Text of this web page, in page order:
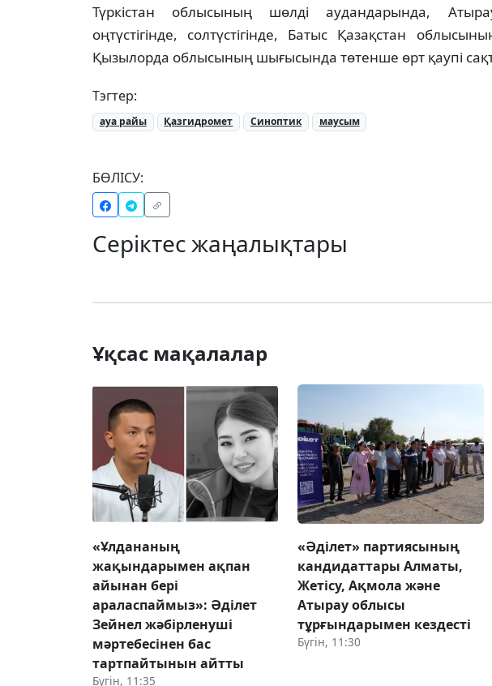
Түркістан облысының шөлді аудандарында,
оңтүстігінде, солтүстігінде, Батыс Қазақстан
Қызылорда облысының шығысында төтенше өрт қаупі
Тэгтер:
ауа райы Қазгидромет Синоптик маусым
БӨЛІСУ:
Серіктес жаңалықтары
Ұқсас мақалалар
«Ұлдананың
жақындарымен ақпан
айынан бері
араласпаймыз»: Әділет
Зейнел жәбірленуші
мәртебесінен бас
тартпайтынын айтты
Бүгін, 11:35
«Әділет» партиясының
кандидаттары Алматы,
Жетісу, Ақмола және
Атырау облысы
тұрғындарымен кездесті
Бүгін, 11:30